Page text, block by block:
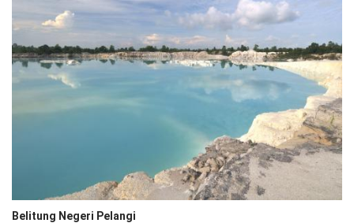
Belitung Negeri Pelangi